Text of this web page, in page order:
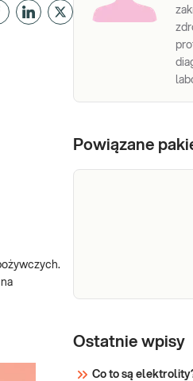
Powiązane
każdego
Mężczyzn
stanu
Ostatnie wpisy
Co to są